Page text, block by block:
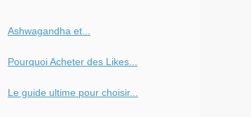
Ashwagandha et...
Pourquoi Acheter des Likes...
Le guide ultime pour choisir...